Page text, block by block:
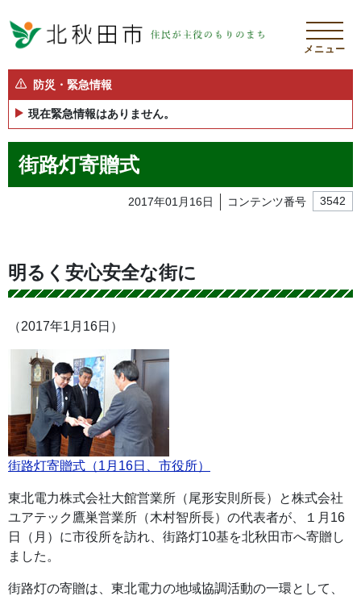
メニュー
防災・緊急情報
現在緊急情報はありません。
街路灯寄贈式
2017年01月16日 コンテンツ番号 3542
明るく安心安全な街に
（2017年1月16日）
街路灯寄贈式（1月16日、市役所）
東北電力株式会社大館営業所（尾形安則所長）と株式会社
ユアテック鷹巣営業所（木村智所長）の代表者が、１月16
日（月）に市役所を訪れ、街路灯10基を北秋田市へ寄贈し
ました。
街路灯の寄贈は、東北電力の地域協調活動の一環として、